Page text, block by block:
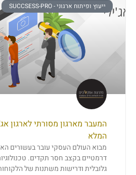
ייעוץ ופיתוח ארגוני - SUCCSESS-PRO
המעבר מארגון מסורתי לארגון
המלא
מבוא העולם העסקי עובר בעשורים
דרמטיים בקצב חסר תקדים.
גלובלית ודרישות משתנות של